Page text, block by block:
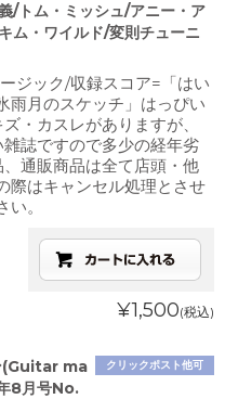
/トム・ミッシュ/アニー・ア
ム・ワイルド/変則チューニ
ジック/収録スコア=「はい
雨月のスケッチ」はっぴい
・カスレがありますが、
誌ですので多少の経年劣
通販商品は全て店頭・他
際はキャンセル処理とさせ
。
¥1,500(税込)
クリックポスト他可
(Guitar ma
月号No.